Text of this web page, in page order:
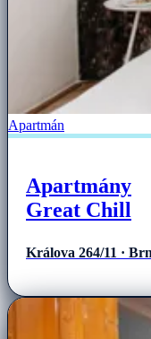
Apartmán
Apartmány
Great Chill
Králova 264/11 ·